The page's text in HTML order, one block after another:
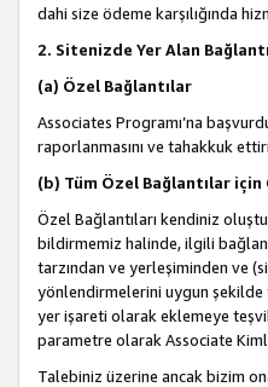
dahi size ödeme karşılığında
2. Sitenizde Yer Alan
(a) Özel Bağlantılar
Associates Programı’na
raporlanmasını ve tahakkuk
(b) Tüm Özel Bağlantılar
Özel Bağlantıları kendiniz
bildirmemiz halinde, ilgili
tarzından ve yerleşiminden ve
yönlendirmelerini uygun şekilde
yer işareti olarak eklemeye
parametre olarak Associate
Talebiniz üzerine ancak bizim